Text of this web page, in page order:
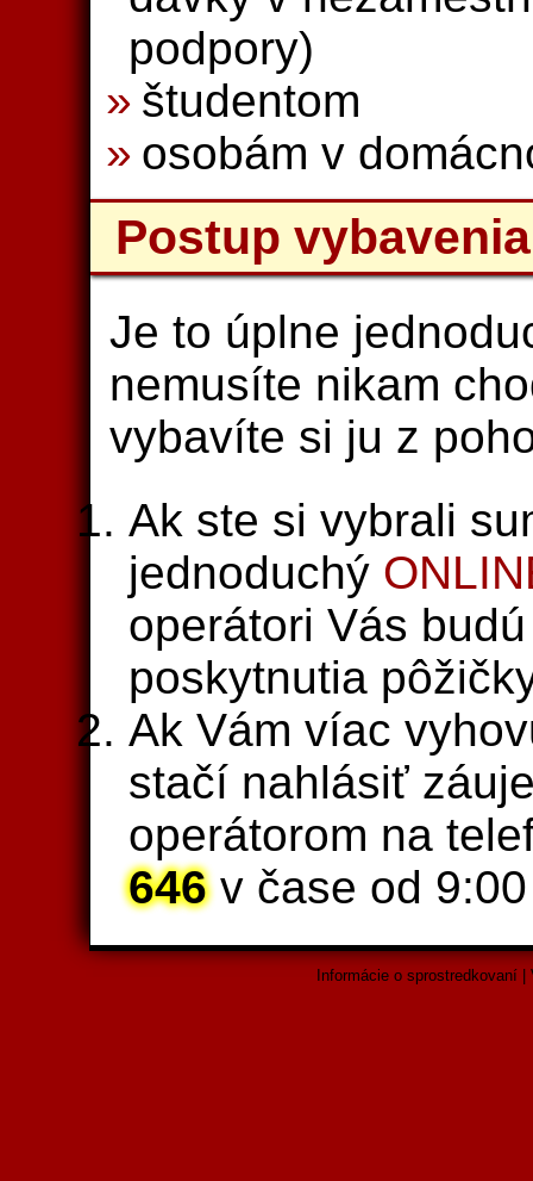
podpory)
študentom
osobám v
Postup
Je to úplne
nemusíte nikam
vybavíte si ju z
Ak ste si vybrali
jednoduchý
operátori Vás
poskytnutia
Ak Vám víac
stačí nahlásiť
operátorom na
646v čase od
Informácie o sprostredkovaní